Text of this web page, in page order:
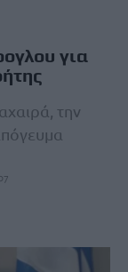
για
την